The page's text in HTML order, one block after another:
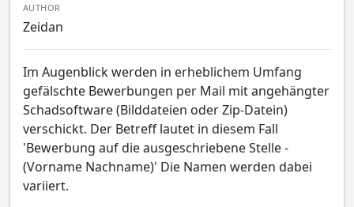
AUTHOR
Zeidan
Im Augenblick werden in erheblichem Umfang
gefälschte Bewerbungen per Mail mit angehängter
Schadsoftware (Bilddateien oder Zip-Datein)
verschickt. Der Betreff lautet in diesem Fall
'Bewerbung auf die ausgeschriebene Stelle -
(Vorname Nachname)' Die Namen werden dabei
variiert.